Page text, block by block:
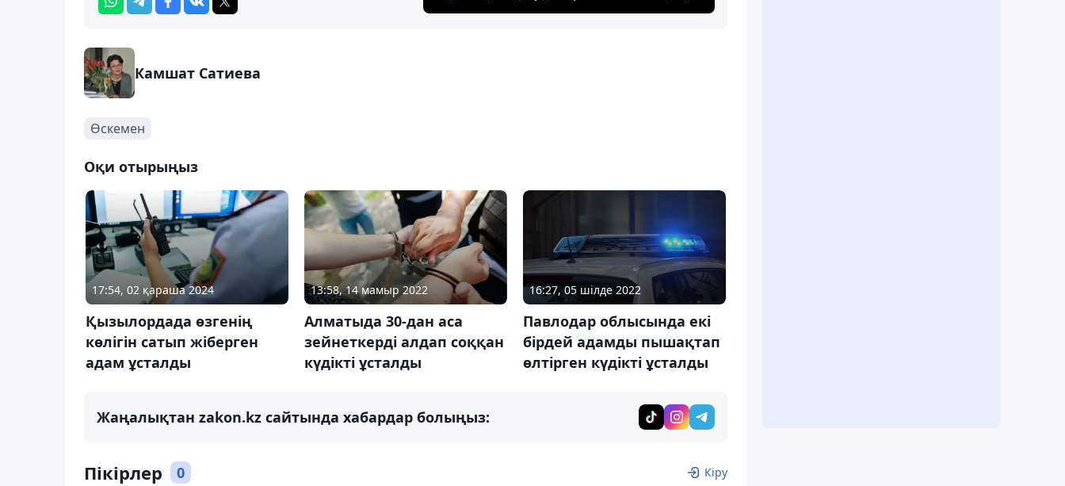
Камшат Сатиева
Өскемен
Оқи отырыңыз
17:54, 02 қараша 2024
Қызылордада өзгенің
көлігін сатып жіберген
адам ұсталды
13:58, 14 мамыр 2022
Алматыда 30-дан аса
зейнеткерді алдап соққан
күдікті ұсталды
16:27, 05 шілде 2022
Павлодар облысында екі
бірдей адамды пышақтап
өлтірген күдікті ұсталды
Жаңалықтан zakon.kz сайтында хабардар болыңыз:
Пікірлер 0 Кіру